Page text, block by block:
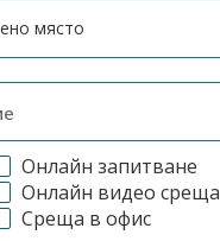
Онлайн запитване
Онлайн видео среща
Среща в офис